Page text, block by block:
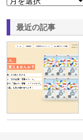
最近の記事